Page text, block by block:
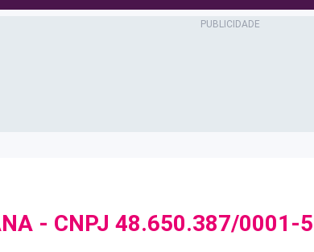
- CNPJ 48.650.387/0001-